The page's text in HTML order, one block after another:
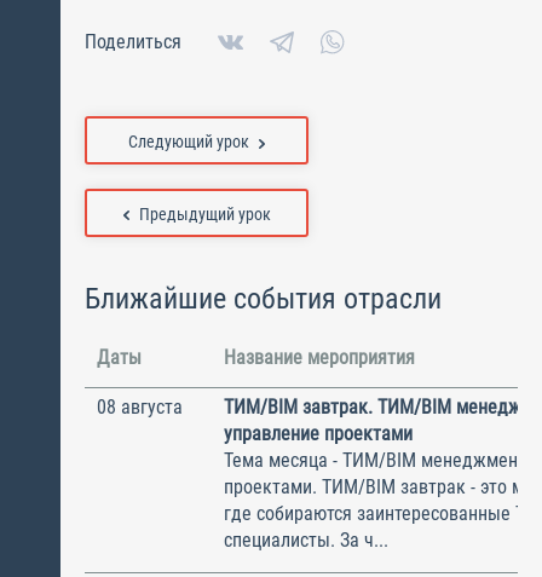
Поделиться
Предыдущий урок
Следующий урок
Ближайшие события отрасли
Даты Название мероприятия
08 августа
ТИМ/BIM завтрак. ТИМ/BIM
управление проектами
Тема месяца - ТИМ/BIM менеджмент и
проектами. ТИМ/BIM завтрак - это
где собираются заинтересованные
специалисты. За ч...